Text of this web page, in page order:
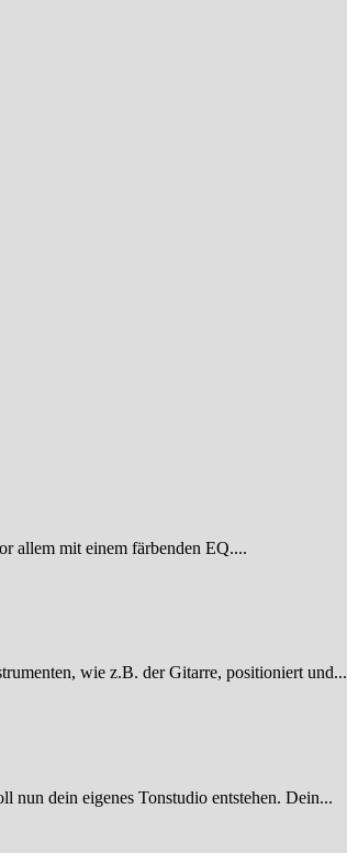
allem mit einem färbenden EQ....
wie z.B. der Gitarre, positioniert und...
nun dein eigenes Tonstudio entstehen. Dein...